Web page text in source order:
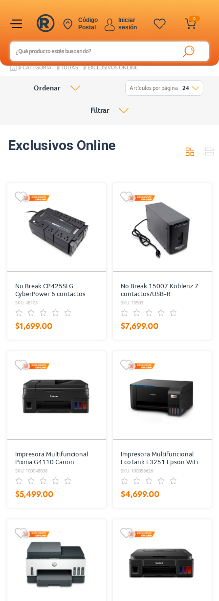
0
Iniciar
sesión
Código
Postal
CATEGORÍA TODAS EXCLUSIVOS ONLINE
Exclusivos Online
Ordenar Artículos por página 24
Filtrar
No Break CP425SLG
CyberPower 6 contactos
SKU: 48103
$1,699.00
No Break 15007 Koblenz 7
contactos/USB-R
SKU: 75503
$7,699.00
Impresora Multifuncional
Pixma G4110 Canon
Negro/Color
SKU: 100048036
$5,499.00
Impresora Multifuncional
EcoTank L3251 Epson WiFi
Negro/Color
SKU: 100056626
$4,699.00